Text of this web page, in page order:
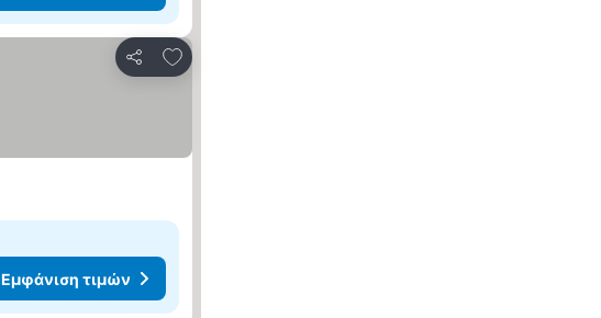
Κοινοποίηση
Προσθήκη στα αγαπημένα
Εμφάνιση τιμών